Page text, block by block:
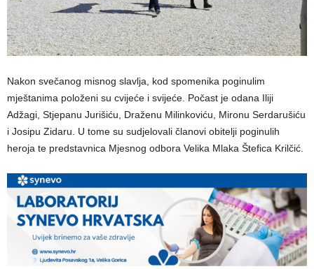
Nakon svečanog misnog slavlja, kod spomenika poginulim
mještanima položeni su cvijeće i svijeće. Počast je odana Iliji
Adžagi, Stjepanu Jurišiću, Draženu Milinkoviću, Mironu Serdarušiću
i Josipu Zidaru. U tome su sudjelovali članovi obitelji poginulih
heroja te predstavnica Mjesnog odbora Velika Mlaka Štefica Krilčić.